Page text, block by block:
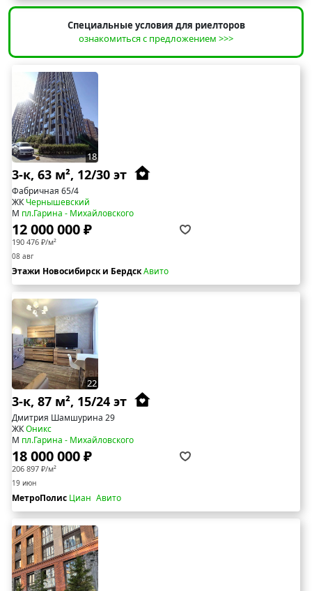
Специальные условия для риелторов
ознакомиться с предложением >>>
18
3-к, 63 м², 12/30 эт
Фабричная 65/4
ЖКЧернышевский
М пл.Гарина - Михайловского
12 000 000 ₽
190 476 ₽/м²
08 авг
Этажи Новосибирск и БердскАвито
22
3-к, 87 м², 15/24 эт
Дмитрия Шамшурина 29
ЖКОникс
М пл.Гарина - Михайловского
18 000 000 ₽
206 897 ₽/м²
19 июн
МетроПолис Циан Авито